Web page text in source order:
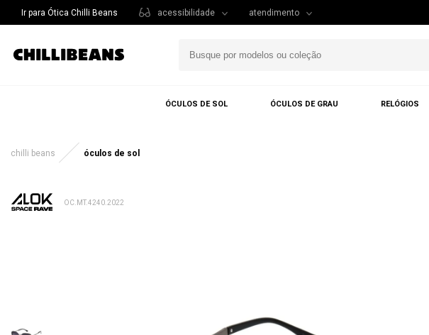
Ir para Ótica Chilli Beans acessibilidade atendimento
ÓCULOS DE SOL ÓCULOS DE GRAU RELÓGIOS
chilli beans óculos de sol
OC.MT.4240.2022